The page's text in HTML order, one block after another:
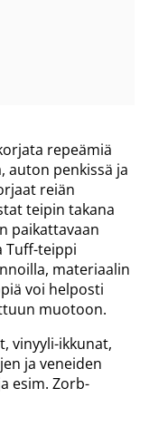
repeämiä
auton penkissä ja
reiän
teipin takana
paikattavaan
Tuff-teippi
materiaalin
voi helposti
muotoon.
vinyyli-ikkunat,
ja veneiden
esim. Zorb-